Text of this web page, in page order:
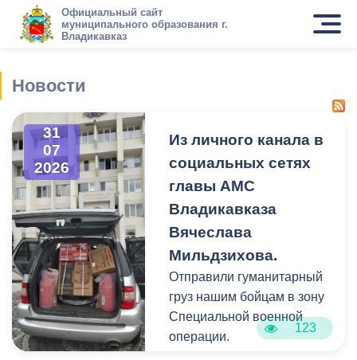
Официальный сайт
муниципального образования г.
Владикавказ
Новости
31
07
2026
Из личного канала в
социальных сетях
главы АМС
Владикавказа
Вячеслава
Мильдзихова.
Отправили гуманитарный
груз нашим бойцам в зону
Специальной военной
операции.
123